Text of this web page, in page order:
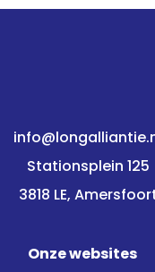
Stationsplein 125
3818 LE,
Onze websites